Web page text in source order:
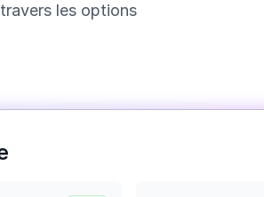
les options